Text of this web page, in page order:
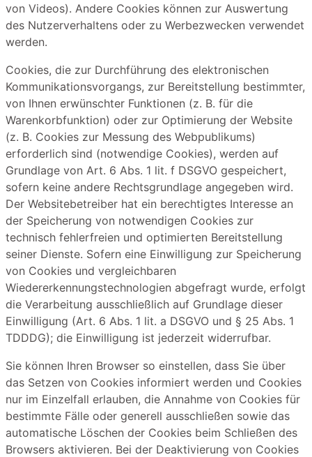
von Videos). Andere Cookies können zur Auswertung
des Nutzerverhaltens oder zu Werbezwecken verwendet
werden.
Cookies, die zur Durchführung des elektronischen
Kommunikationsvorgangs, zur Bereitstellung bestimmter,
von Ihnen erwünschter Funktionen (z. B. für die
Warenkorbfunktion) oder zur Optimierung der Website
(z. B. Cookies zur Messung des Webpublikums)
erforderlich sind (notwendige Cookies), werden auf
Grundlage von Art. 6 Abs. 1 lit. f DSGVO gespeichert,
sofern keine andere Rechtsgrundlage angegeben wird.
Der Websitebetreiber hat ein berechtigtes Interesse an
der Speicherung von notwendigen Cookies zur
technisch fehlerfreien und optimierten Bereitstellung
seiner Dienste. Sofern eine Einwilligung zur Speicherung
von Cookies und vergleichbaren
Wiedererkennungstechnologien abgefragt wurde, erfolgt
die Verarbeitung ausschließlich auf Grundlage dieser
Einwilligung (Art. 6 Abs. 1 lit. a DSGVO und § 25 Abs. 1
TDDDG); die Einwilligung ist jederzeit widerrufbar.
Sie können Ihren Browser so einstellen, dass Sie über
das Setzen von Cookies informiert werden und Cookies
nur im Einzelfall erlauben, die Annahme von Cookies für
bestimmte Fälle oder generell ausschließen sowie das
automatische Löschen der Cookies beim Schließen des
Browsers aktivieren. Bei der Deaktivierung von Cookies